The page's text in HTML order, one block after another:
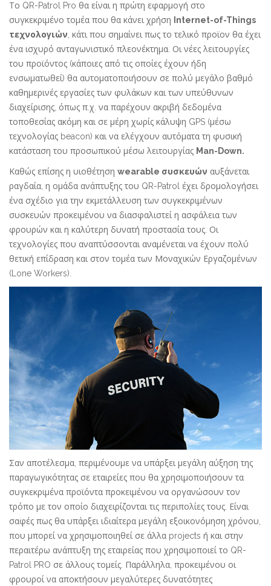
Το QR-Patrol Pro θα είναι η πρώτη εφαρμογή στο
συγκεκριμένο τομέα που θα κάνει χρήση
Internet-of-Things
τεχνολογιών , κάτι που σημαίνει πως το τελικό προϊον θα έχει
ένα ισχυρό ανταγωνιστικό πλεονέκτημα. Οι νέες λειτουργίες
του προϊόντος (κάποιες από τις οποίες έχουν ήδη
ενσωματωθεί) θα αυτοματοποιήσουν σε πολύ μεγάλο βαθμό
καθημερινές εργασίες των φυλάκων και των υπεύθυνων
διαχείρισης, όπως π.χ. να παρέχουν ακριβή δεδομένα
τοποθεσίας ακόμη και σε μέρη χωρίς κάλυψη GPS (μέσω
τεχνολογίας beacon) και να ελέγχουν αυτόματα τη φυσική
κατάσταση του προσωπικού μέσω λειτουργίας Man-Down.
Καθώς επίσης η υιοθέτηση wearable συσκευών αυξάνεται
ραγδαία, η ομάδα ανάπτυξης του QR-Patrol έχει δρομολογήσει
ένα σχέδιο για την εκμετάλλευση των συγκεκριμένων
συσκευών προκειμένου να διασφαλιστεί η ασφάλεια των
φρουρών και η καλύτερη δυνατή προστασία τους. Οι
τεχνολογίες που αναπτύσσονται αναμένεται να έχουν πολύ
θετική επίδραση και στον τομέα των Μοναχικών Εργαζομένων
(Lone Workers).
Σαν αποτέλεσμα, περιμένουμε να υπάρξει μεγάλη αύξηση της
παραγωγικότητας σε εταιρείες που θα χρησιμοποιήσουν τα
συγκεκριμένα προϊόντα προκειμένου να οργανώσουν τον
τρόπο με τον οποίο διαχειρίζονται τις περιπολίες τους. Είναι
σαφές πως θα υπάρξει ιδιαίτερα μεγάλη εξοικονόμηση χρόνου,
που μπορεί να χρησιμοποιηθεί σε άλλα projects ή και στην
περαιτέρω ανάπτυξη της εταιρείας που χρησιμοποιεί το QR-
Patrol PRO σε άλλους τομείς. Παράλληλα, προκειμένου οι
φρουροί να αποκτήσουν μεγαλύτερες δυνατότητες